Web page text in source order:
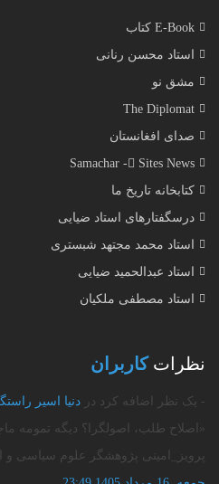
E-Book کتاب
استاد محسن رنانی
مشق نو
The Diplomat
صدای افغانستان
Samachar - ُSites News
کتابخانه تاریخ ما
درسگفتارهای استاد ضیایی
استاد محمد مجتهد شبستری
استاد عبدالحمید ضیایی
استاد مصطفی ملکیان
نظرات کاربران
- یک نظر اضافه کرد در دنیا اسیر
«اصلاح طلب، اصولگرا؟ دیگه تمومه
پرویز_امینی پژوهشگر علوم سیاسی و